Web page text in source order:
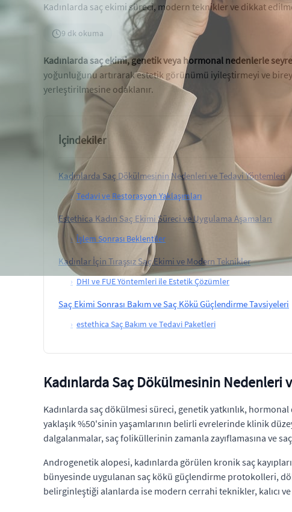
Kadınlarda saç ekimi süreci, modern teknikler ve dikkat
9 dk okuma
Kadınlarda saç ekimi, genetik veya hormonal nedenlerle
yoğunluğunu artırarak estetik görünümü iyileştirmeyi ve
yerleştirilmesine odaklanır.
İçindekiler
Kadınlarda Saç Dökülmesinin Nedenleri ve Tedavi Yöntemleri
› Tedavi ve Restorasyon Yaklaşımları
Estethica Kadın Saç Ekimi Süreci ve Uygulama Aşamaları
› İşlem Sonrası Beklentiler
Kadınlar İçin Tıraşsız Saç Ekimi ve Modern Teknikler
› DHI ve FUE Yöntemleri ile Estetik Çözümler
Saç Ekimi Sonrası Bakım ve Saç Kökü Güçlendirme Tavsiyeleri
› estethica Saç Bakım ve Tedavi Paketleri
Kadınlarda Saç Dökülmesinin Nedenleri
Kadınlarda saç dökülmesi süreci, genetik yatkınlık,
yaklaşık %50'sinin yaşamlarının belirli evrelerinde klinik
dalgalanmalar, saç foliküllerinin zamanla zayıflamasına ve
Androgenetik alopesi, kadınlarda görülen kronik saç
bünyesinde uygulanan saç kökü güçlendirme protokolleri,
belirginleştiği alanlarda ise modern cerrahi teknikler, kalıcı